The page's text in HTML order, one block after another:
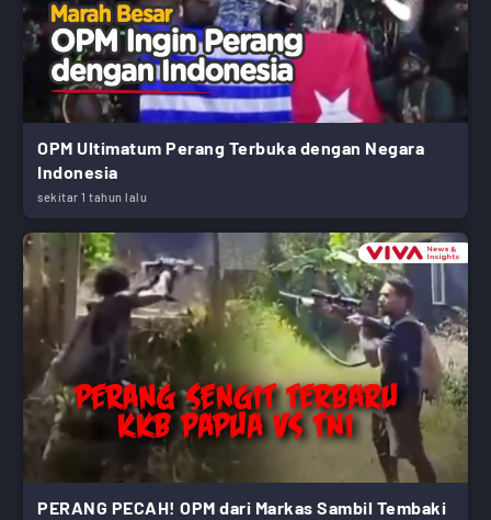
OPM Ultimatum Perang Terbuka dengan Negara
Indonesia
sekitar 1 tahun lalu
PERANG PECAH! OPM dari Markas Sambil Tembaki